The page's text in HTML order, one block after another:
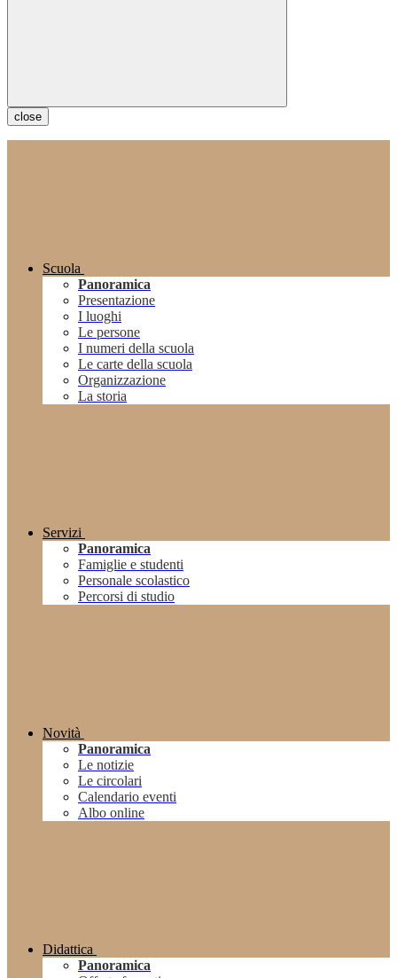
close
Scuola
Panoramica
Presentazione
I luoghi
Le persone
I numeri della scuola
Le carte della scuola
Organizzazione
La storia
Servizi
Panoramica
Famiglie e studenti
Personale scolastico
Percorsi di studio
Novità
Panoramica
Le notizie
Le circolari
Calendario eventi
Albo online
Didattica
Panoramica